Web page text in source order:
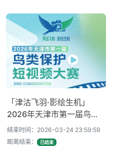
「津沽飞羽·影绘生机」
2026年天津市第一届鸟类
保护短视频大赛
结束时间：2026-03-24 23:59:59
距离结束：
已结束